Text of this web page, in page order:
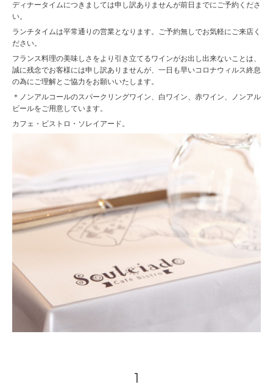
ディナータイムにつきましては申し訳ありませんが前日までにご予約くださ
い。
ランチタイムは平常通りの営業となります。ご予約無しでお気軽にご来店く
ださい。
フランス料理の美味しさをより引き立てるワインがお出し出来ないことは、
誠に残念でお客様には申し訳ありませんが、一日も早いコロナウィルス終息
の為にご理解とご協力をお願いいたします。
＊ノンアルコールのスパークリングワイン、白ワイン、赤ワイン、ノンアル
ビールをご用意しています。
カフェ・ビストロ・ソレイアード。
1